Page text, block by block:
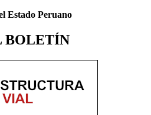
Estado Peruano
BOLETÍN